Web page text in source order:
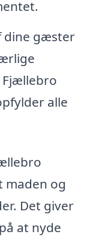
dine gæster
Fjællebro
alle
maden og
Det giver
at nyde